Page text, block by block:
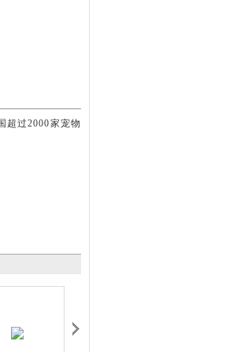
超过2000家宠物